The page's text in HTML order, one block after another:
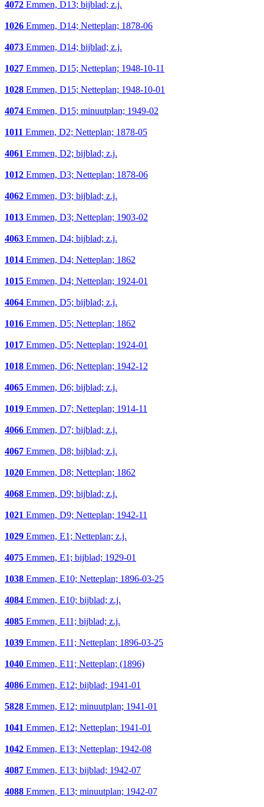
4072 Emmen, D13; bijblad; z.j.
1026 Emmen, D14; Netteplan; 1878-06
4073 Emmen, D14; bijblad; z.j.
1027 Emmen, D15; Netteplan; 1948-10-11
1028 Emmen, D15; Netteplan; 1948-10-01
4074 Emmen, D15; minuutplan; 1949-02
1011 Emmen, D2; Netteplan; 1878-05
4061 Emmen, D2; bijblad; z.j.
1012 Emmen, D3; Netteplan; 1878-06
4062 Emmen, D3; bijblad; z.j.
1013 Emmen, D3; Netteplan; 1903-02
4063 Emmen, D4; bijblad; z.j.
1014 Emmen, D4; Netteplan; 1862
1015 Emmen, D4; Netteplan; 1924-01
4064 Emmen, D5; bijblad; z.j.
1016 Emmen, D5; Netteplan; 1862
1017 Emmen, D5; Netteplan; 1924-01
1018 Emmen, D6; Netteplan; 1942-12
4065 Emmen, D6; bijblad; z.j.
1019 Emmen, D7; Netteplan; 1914-11
4066 Emmen, D7; bijblad; z.j.
4067 Emmen, D8; bijblad; z.j.
1020 Emmen, D8; Netteplan; 1862
4068 Emmen, D9; bijblad; z.j.
1021 Emmen, D9; Netteplan; 1942-11
1029 Emmen, E1; Netteplan; z.j.
4075 Emmen, E1; bijblad; 1929-01
1038 Emmen, E10; Netteplan; 1896-03-25
4084 Emmen, E10; bijblad; z.j.
4085 Emmen, E11; bijblad; z.j.
1039 Emmen, E11; Netteplan; 1896-03-25
1040 Emmen, E11; Netteplan; (1896)
4086 Emmen, E12; bijblad; 1941-01
5828 Emmen, E12; minuutplan; 1941-01
1041 Emmen, E12; Netteplan; 1941-01
1042 Emmen, E13; Netteplan; 1942-08
4087 Emmen, E13; bijblad; 1942-07
4088 Emmen, E13; minuutplan; 1942-07